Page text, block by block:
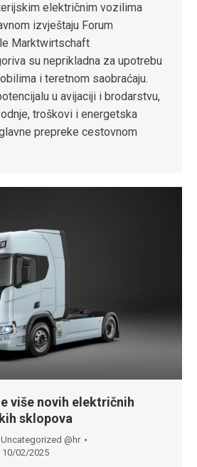
električnim vozilima
izvještaju Forum
Marktwirtschaft
su neprikladna za upotrebu
i teretnom saobraćaju.
u avijaciji i brodarstvu,
troškovi i energetska
prepreke cestovnom
više novih električnih
sklopova
Uncategorized @hr
10/02/2025